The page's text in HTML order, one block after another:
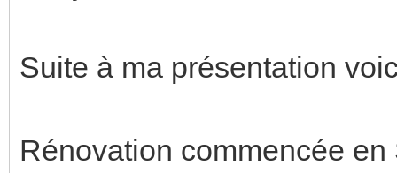
Suite à ma présentation
Rénovation commencée